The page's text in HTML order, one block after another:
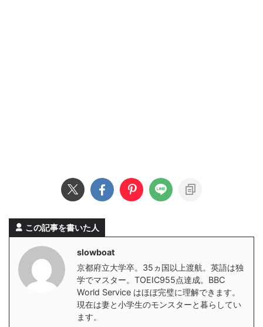
この記事を書いた人
slowboat
京都府立大学卒。35ヵ国以上渡航。英語は独
学でマスター。TOEIC955点達成。BBC
World Service はほぼ完璧に理解できます。
現在は妻と小学生のモンスターと暮らしてい
ます。